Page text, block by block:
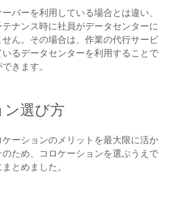
バーを利用している場合とは違い、
ナンス時に社員がデータセンターに
ん。その場合は、作業の代行サービ
るデータセンターを利用することで
きます。
ン選び方
ーションのメリットを最大限に活か
ため、コロケーションを選ぶうえで
とめました。